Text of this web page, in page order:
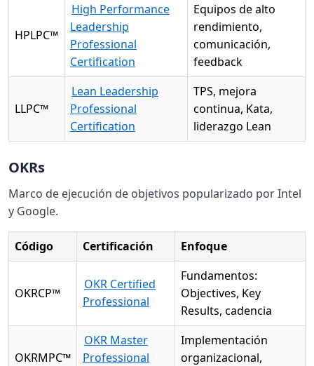
HPLPC™
High Performance
Leadership
Professional
Certification
Equipos de alto
rendimiento,
comunicación,
feedback
LLPC™
Lean Leadership
Professional
Certification
TPS, mejora
continua, Kata,
liderazgo Lean
OKRs
Marco de ejecución de objetivos popularizado por Intel
y Google.
Código Certificación Enfoque
OKRCP™
OKR Certified
Professional
Fundamentos:
Objectives, Key
Results, cadencia
OKRMPC™
OKR Master
Professional
Implementación
organizacional,